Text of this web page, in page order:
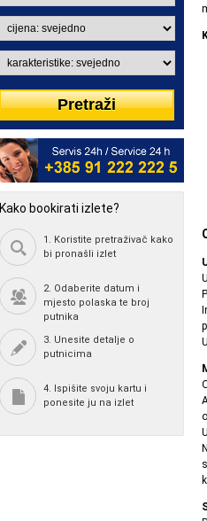
Kako bookirati izlete?
1. Koristite pretraživač kako
bi pronašli izlet
2. Odaberite datum i
mjesto polaska te broj
putnika
3. Unesite detalje o
putnicima
4. Ispišite svoju kartu i
ponesite ju na izlet